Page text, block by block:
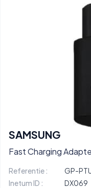
SAMSUNG
Fast Charging
Referentie :
GP-
Inetum ID :
DX069